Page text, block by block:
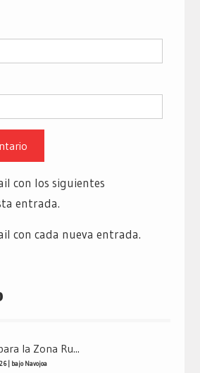
con los siguientes
entrada.
con cada nueva entrada.
la Zona Ru...
| bajoNavojoa